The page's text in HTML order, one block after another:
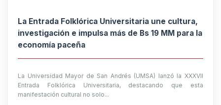
La Entrada Folklórica Universitaria une cultura,
investigación e impulsa más de Bs 19 MM para la
economía paceña
La Universidad Mayor de San Andrés (UMSA) lanzó la XXXVII
Entrada Folklórica Universitaria, destacando que esta
manifestación cultural no solo...